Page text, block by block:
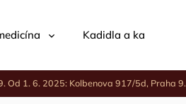
Kadidla a kadidelnice
Od 1. 6. 2025: Kolbenova 917/5d, Praha 9.